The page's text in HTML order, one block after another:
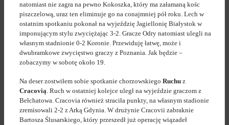
natomiast nie zagra na pewno Kokoszka, który ma załamaną kośc
piszczelową, uraz ten eliminuje go na conajmniej pół roku. Lech w
ostatnim spotkaniu pokonał na wyjeździę Jagiellonię Białystok w
imponującym stylu zwyciężając 3-2. Gracze Odry natomiast ulegli na
własnym stadnionie 0-2 Koronie. Przewiduję łatwę, może i
dwubramkowe zwycięstwo graczy z Poznania. Jak będzie –
zobaczymy w sobotę około 19.
Na deser zostwiłem sobie spotkanie chorzowskiego Ruchu z
Cracovią. Ruch w ostatniej kolejce uległ na wyjeździe graczom z
Bełchatowa. Cracovia również straciła punkty, na własnym stadionie
zremisowali 2-2 z Arką Gdynia. W drużynie Cracovii zabraknie
Bartosza Ślusarskiego, który przeszedł już operację wiązadeł